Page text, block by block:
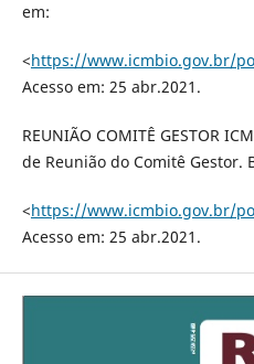
em:
<https://www.icmbio.gov.br/
Acesso em: 25 abr.2021.
REUNIÃO COMITÊ GESTOR
de Reunião do Comitê Gestor.
<https://www.icmbio.gov.br/
Acesso em: 25 abr.2021.